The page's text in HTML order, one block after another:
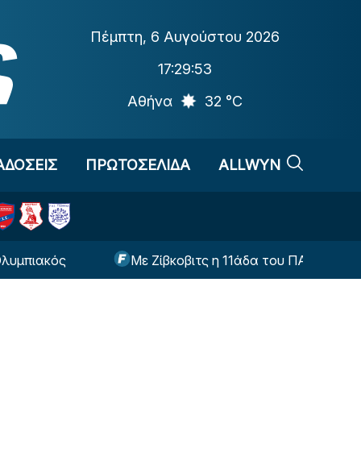
Πέμπτη, 6 Αυγούστου 2026
17:29:53
Αθήνα
32 °C
ΠΡΩΤΟΣΕΛΙΔΑ ALLWYN
Με Ζίβκοβιτς η 11άδα του ΠΑΟΚ ενόψει